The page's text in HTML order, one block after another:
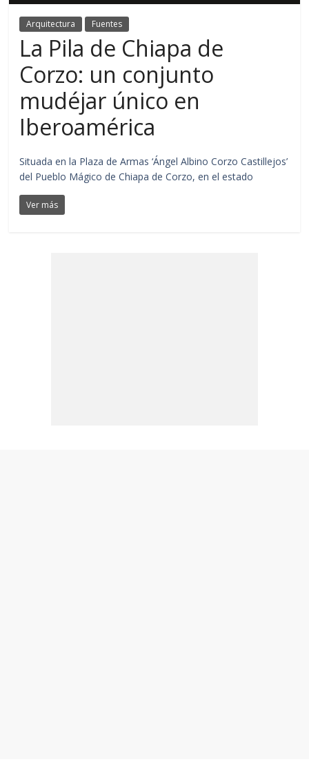
Arquitectura Fuentes
La Pila de Chiapa de
Corzo: un conjunto
mudéjar único en
Iberoamérica
Situada en la Plaza de Armas ‘Ángel Albino Corzo Castillejos’
del Pueblo Mágico de Chiapa de Corzo, en el estado
Ver más